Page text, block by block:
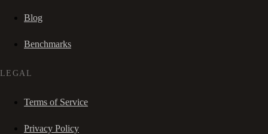
Blog
Benchmarks
LEGAL
Terms of Service
Privacy Policy